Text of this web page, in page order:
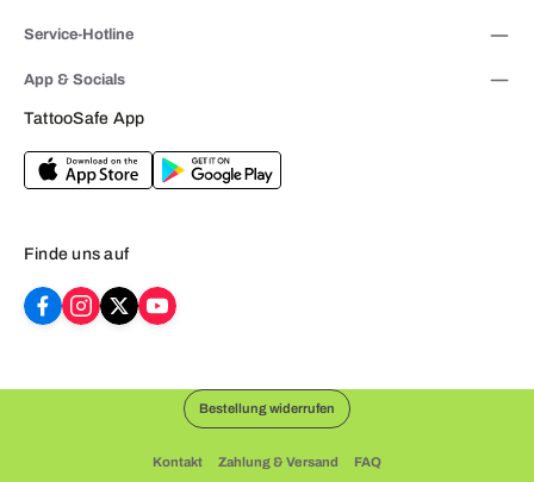
App & Socials
TattooSafe App
Finde uns auf
Service-Hotline
Bestellung widerrufen
Kontakt Zahlung & Versand FAQ